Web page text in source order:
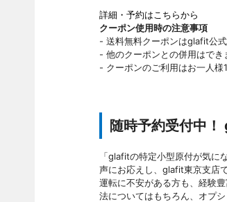
詳細・予約はこちらから
クーポン使用時の注意事項
- 送料無料クーポンはglafit公
- 他のクーポンとの併用はでき
- クーポンのご利用はお一人様
随時予約受付中
「glafitの特定小型原付が気に
声にお応えし、glafit東京支店
運転に不安がある方も、経験
法についてはもちろん、オプ